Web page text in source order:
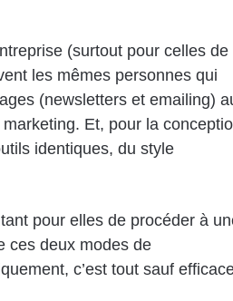
(surtout pour celles de
les mêmes personnes qui
(newsletters et emailing)
Et, pour la
identiques, du style
pour elles de procéder à
ces deux modes de
c’est tout sauf